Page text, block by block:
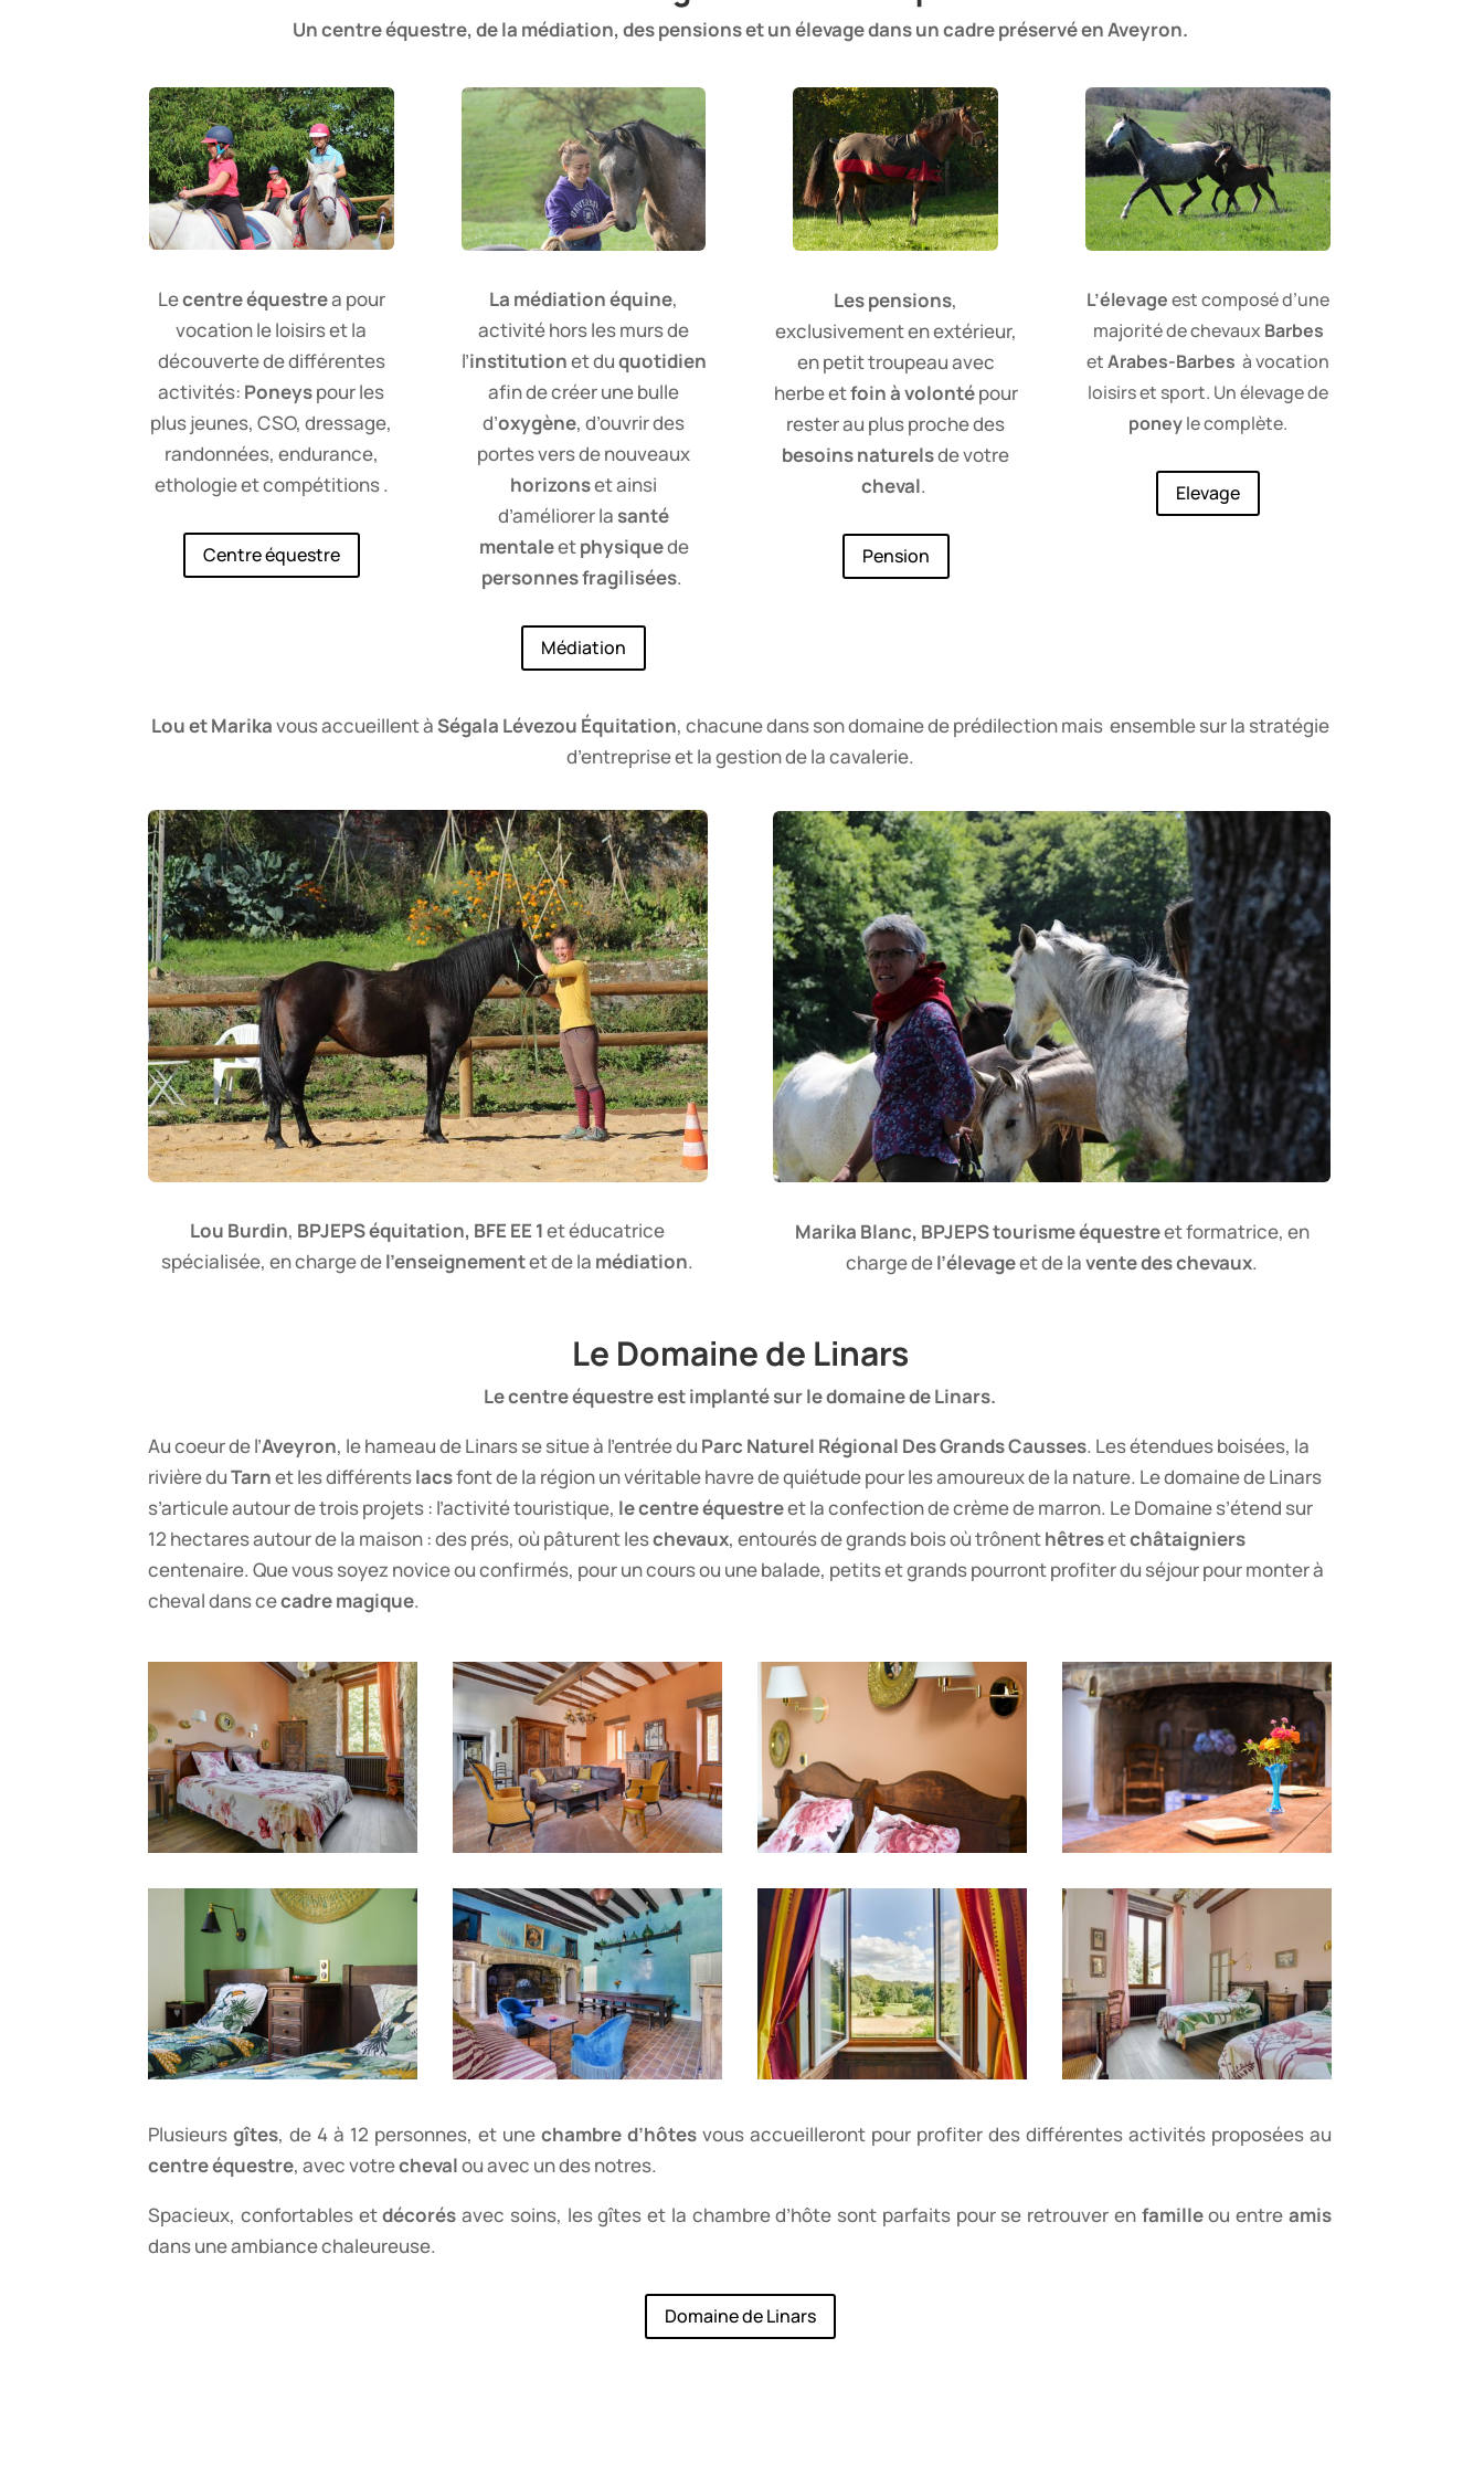
Un centre équestre, de la médiation, des pensions et un élevage dans un cadre préservé en Aveyron.
Lecentre équestrea pour
vocation le loisirs et la
découverte de différentes
activités: Poneyspour les
plus jeunes, CSO, dressage,
randonnées, endurance,
ethologie et compétitions .
Centre équestre
La médiation équine,
activité hors les murs de
l’institutionet duquotidien
afin de créer une bulle
d’oxygène, d’ouvrir des
portes vers de nouveaux
horizonset ainsi
d’améliorer la santé
mentaleetphysiquede
personnes fragilisées.
Médiation
Les pensions,
exclusivement en extérieur,
en petit troupeau avec
herbe etfoin à volontépour
rester au plus proche des
besoins naturelsde votre
cheval.
Pension
L’élevageest composé d’une
majorité de chevaux Barbes
etArabes-Barbes à vocation
loisirs et sport. Un élevage de
poneyle complète.
Elevage
Lou et Marikavous accueillent àSégala Lévezou Équitation, chacune dans son domaine de prédilection mais ensemble sur la stratégie
d’entreprise et la gestion de la cavalerie.
Lou Burdin, BPJEPS équitation, BFE EE 1et éducatrice
spécialisée, en charge del’enseignementet de la médiation.
Marika Blanc, BPJEPS tourisme équestreet formatrice, en
charge del’élevageet de lavente des chevaux.
Le Domaine de Linars
Le centre équestre est implanté sur le domaine de Linars.
Au coeur de l’Aveyron, le hameau de Linars se situe à l’entrée du Parc Naturel Régional Des Grands Causses. Les étendues boisées, la
rivière duTarnet les différentslacsfont de la région un véritable havre de quiétude pour les amoureux de la nature. Le domaine de Linars
s’articule autour de trois projets : l’activité touristique, le centre équestreet la confection de crème de marron. Le Domaine s’étend sur
12 hectares autour de la maison : des prés, où pâturent leschevaux, entourés de grands bois où trônenthêtresetchâtaigniers
centenaire. Que vous soyez novice ou confirmés, pour un cours ou une balade, petits et grands pourront profiter du séjour pour monter à
cheval dans cecadre magique.
Plusieurs gîtes, de 4 à 12 personnes, et une chambre d’hôtes vous accueilleront pour profiter des différentes activités proposées au
centre équestre, avec votrechevalou avec un des notres.
Spacieux, confortables etdécorés avec soins, les gîtes et la chambre d’hôte sont parfaits pour se retrouver en familleou entreamis
dans une ambiance chaleureuse.
Domaine de Linars